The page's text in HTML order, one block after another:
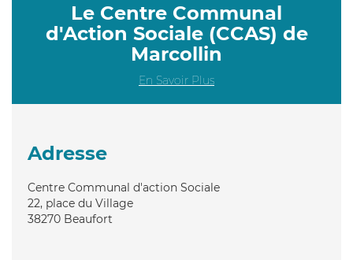
Le Centre Communal
d'Action Sociale (CCAS) de
Marcollin
En Savoir Plus
Adresse
Centre Communal d'action Sociale
22, place du Village
38270 Beaufort